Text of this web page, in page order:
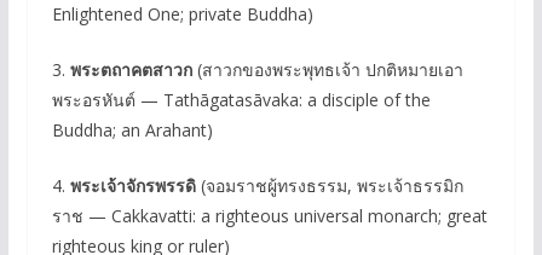
Enlightened One; private Buddha)
3. พระตถาคตสาวก(สาวกของพระพุทธเจ้า ปกติหมายเอา
พระอรหันต์ — Tathāgatasāvaka: a disciple of the
Buddha; an Arahant)
4. พระเจ้าจักรพรรดิ(จอมราชผู้ทรงธรรม, พระเจ้าธรรมิก
ราช — Cakkavatti: a righteous universal monarch; great
righteous king or ruler)